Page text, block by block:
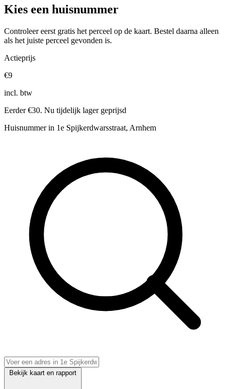
Kies een huisnummer
Controleer eerst gratis het perceel op de kaart. Bestel daarna alleen
als het juiste perceel gevonden is.
Actieprijs
€9
incl. btw
Eerder €30. Nu tijdelijk lager geprijsd
Huisnummer in 1e Spijkerdwarsstraat, Arnhem
Bekijk kaart en rapport